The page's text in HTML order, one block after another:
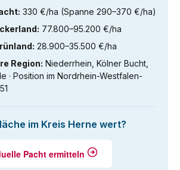
330 €/ha (Spanne 290–370 €/ha)
77.800–95.200 €/ha
28.900–35.500 €/ha
Region: Niederrhein, Kölner Bucht,
· Position im Nordrhein-Westfalen-
im Kreis Herne wert?
Pacht ermitteln